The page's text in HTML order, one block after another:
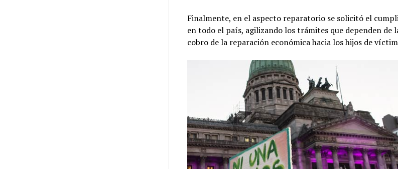
Finalmente, en el aspecto reparatorio se solicitó el
en todo el país, agilizando los trámites que dependen de
cobro de la reparación económica hacia los hijos de